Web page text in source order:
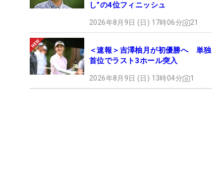
し”の4位フィニッシュ
2026年8月9日 (日) 17時06分 21
＜速報＞吉澤柚月が初優勝へ 単独
首位でラスト3ホール突入
2026年8月9日 (日) 13時04分 1